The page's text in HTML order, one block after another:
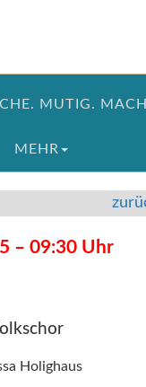
MUTIG.
MEHR
– 09:30 Uhr
Holighaus